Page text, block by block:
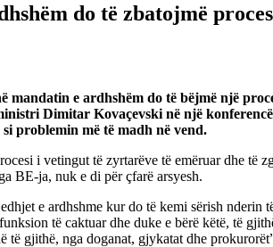
do të zbatojmë
mandatin e ardhshëm do të bëjmë një
Dimitar Kovaçevski në një
problemin më të madh në vend.
i vetingut të zyrtarëve të emëruar dhe
BE-ja, nuk e di për çfarë arsyesh.
e ardhshme kur do të kemi sërish
të caktuar dhe duke e bërë këtë, të
të gjithë, nga doganat, gjykatat dhe